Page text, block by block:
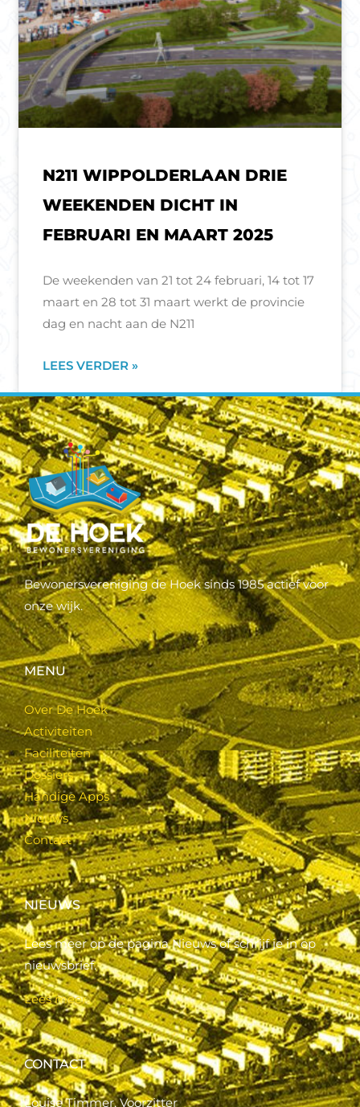
N211 WIPPOLDERLAAN DRIE
WEEKENDEN DICHT IN
FEBRUARI EN MAART 2025
De weekenden van 21 tot 24 februari, 14 tot 17
maart en 28 tot 31 maart werkt de provincie
dag en nacht aan de N211
LEES VERDER »
Bewonersvereniging de Hoek sinds 1985 actief voor
onze wijk.
MENU
Over De Hoek
Activiteiten
Faciliteiten
Dossiers
Handige Apps
Nieuws
Contact
NIEUWS
Lees meer op de pagina Nieuws of schrijf je in op
nieuwsbrief.
Lees meer..
CONTACT
Louise Timmer, Voorzitter